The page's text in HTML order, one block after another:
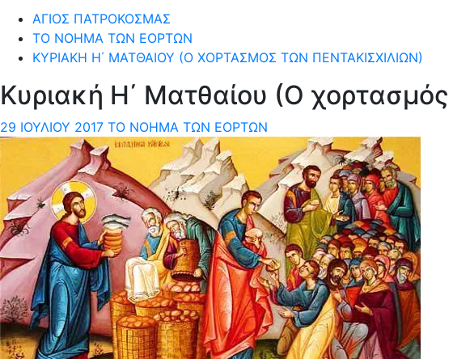
ΆΓΙΟΣ ΠΑΤΡΟΚΟΣΜΆΣ
ΤΟ ΝΌΗΜΑ ΤΩΝ ΕΟΡΤΏΝ
ΚΥΡΙΑΚΉ Η΄ ΜΑΤΘΑΊΟΥ (Ο ΧΟΡΤΑΣΜΌΣ ΤΩΝ ΠΕΝΤΑΚΙΣΧΙΛΊΩΝ)
Κυριακή Η΄ Ματθαίου (Ο
29 ΙΟΥΛΊΟΥ 2017 ΤΟ ΝΌΗΜΑ ΤΩΝ ΕΟΡΤΏΝ